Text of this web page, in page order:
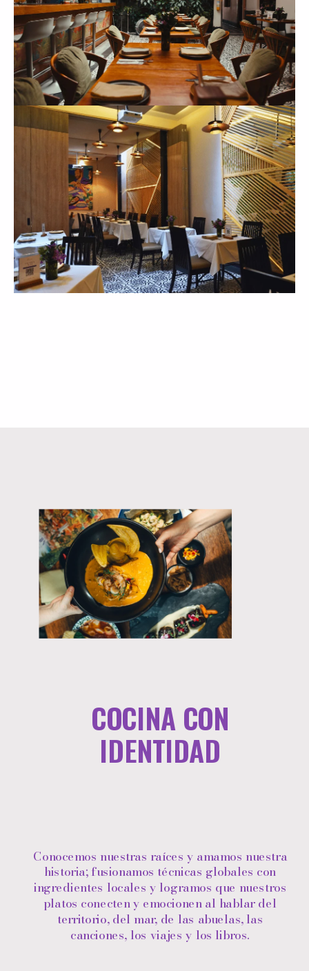
+
Stella Artois
+
COCINA CON
IDENTIDAD
Conocemos nuestras raíces y amamos nuestra
historia; fusionamos técnicas globales con
ingredientes locales y logramos que nuestros
platos conecten y emocionen al hablar del
territorio, del mar, de las abuelas, las
canciones, los viajes y los libros.